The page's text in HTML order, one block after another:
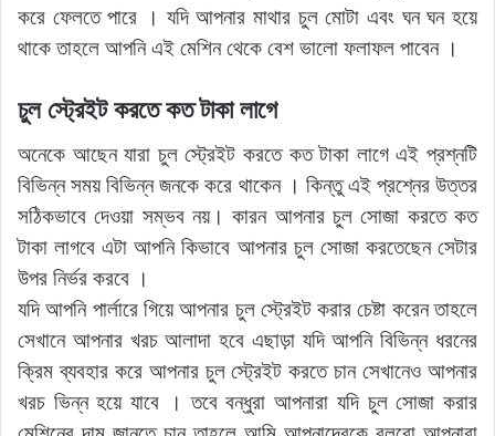
করে ফেলতে পারে । যদি আপনার মাথার চুল মোটা এবং ঘন ঘন হয়ে
থাকে তাহলে আপনি এই মেশিন থেকে বেশ ভালো ফলাফল পাবেন ।
চুল স্ট্রেইট করতে কত টাকা লাগে
অনেকে আছেন যারা চুল স্ট্রেইট করতে কত টাকা লাগে এই প্রশ্নটি
বিভিন্ন সময় বিভিন্ন জনকে করে থাকেন । কিন্তু এই প্রশ্নের উত্তর
সঠিকভাবে দেওয়া সম্ভব নয়। কারন আপনার চুল সোজা করতে কত
টাকা লাগবে এটা আপনি কিভাবে আপনার চুল সোজা করতেছেন সেটার
উপর নির্ভর করবে ।
যদি আপনি পার্লারে গিয়ে আপনার চুল স্ট্রেইট করার চেষ্টা করেন তাহলে
সেখানে আপনার খরচ আলাদা হবে এছাড়া যদি আপনি বিভিন্ন ধরনের
ক্রিম ব্যবহার করে আপনার চুল স্ট্রেইট করতে চান সেখানেও আপনার
খরচ ভিন্ন হয়ে যাবে । তবে বন্ধুরা আপনারা যদি চুল সোজা করার